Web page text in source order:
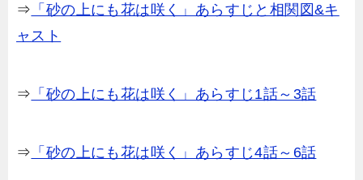
⇒ 「砂の上にも花は咲く」あらすじと相関図&キ
ャスト
⇒ 「砂の上にも花は咲く」あらすじ1話～3話
⇒ 「砂の上にも花は咲く」あらすじ4話～6話